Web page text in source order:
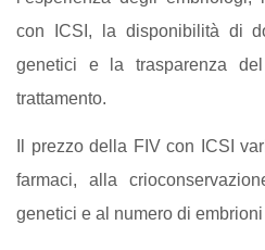
con ICSI, la disponibilità di
genetici e la trasparenza
trattamento.
Il prezzo della FIV con ICSI
farmaci, alla
genetici e al numero di embrioni